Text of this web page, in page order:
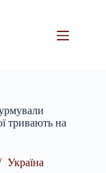
тривають на
Україна